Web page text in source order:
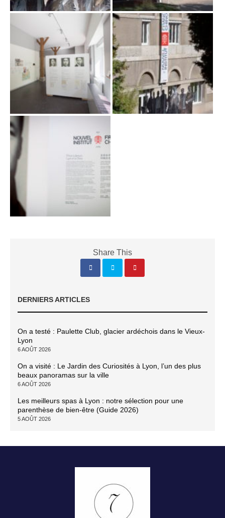
Share This
DERNIERS ARTICLES
On a testé : Paulette Club, glacier ardéchois dans le Vieux-
Lyon
6 AOÛT 2026
On a visité : Le Jardin des Curiosités à Lyon, l’un des plus
beaux panoramas sur la ville
6 AOÛT 2026
Les meilleurs spas à Lyon : notre sélection pour une
parenthèse de bien-être (Guide 2026)
5 AOÛT 2026